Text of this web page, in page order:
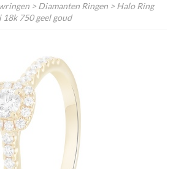
> Diamanten Ringen > Halo Ring
750 geel goud